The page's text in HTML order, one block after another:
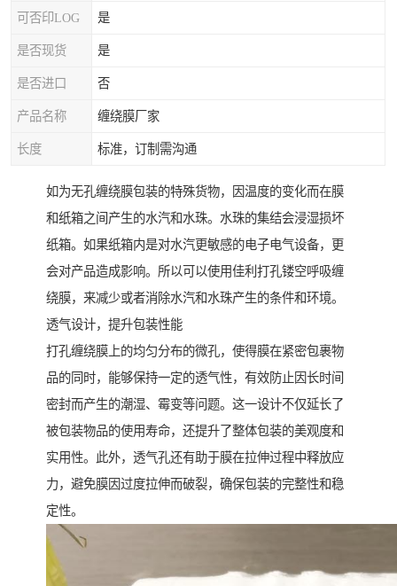
可否印LOG 是
是否现货 是
是否进口 否
产品名称 缠绕膜厂家
长度 标准，订制需沟通
如为无孔缠绕膜包装的特殊货物，因温度的变化而在膜
和纸箱之间产生的水汽和水珠。水珠的集结会浸湿损坏
纸箱。如果纸箱内是对水汽更敏感的电子电气设备，更
会对产品造成影响。所以可以使用佳利打孔镂空呼吸缠
绕膜，来减少或者消除水汽和水珠产生的条件和环境。
透气设计，提升包装性能
打孔缠绕膜上的均匀分布的微孔，使得膜在紧密包裹物
品的同时，能够保持一定的透气性，有效防止因长时间
密封而产生的潮湿、霉变等问题。这一设计不仅延长了
被包装物品的使用寿命，还提升了整体包装的美观度和
实用性。此外，透气孔还有助于膜在拉伸过程中释放应
力，避免膜因过度拉伸而破裂，确保包装的完整性和稳
定性。